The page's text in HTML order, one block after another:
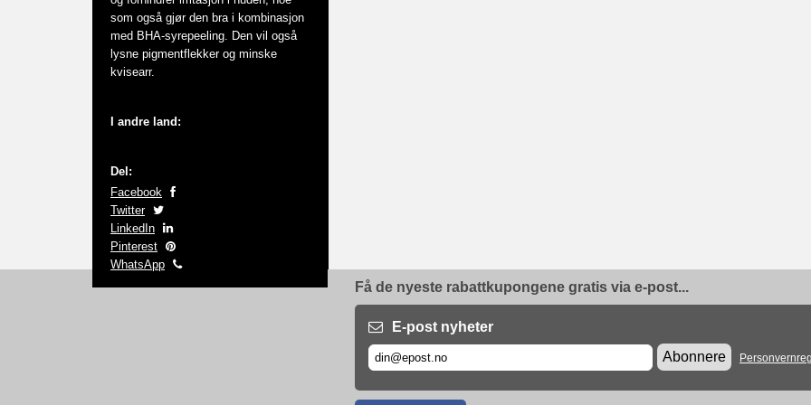
som også gjør den bra i kombinasjon
med BHA-syrepeeling. Den vil også
lysne pigmentflekker og minske
kvisearr.
I andre land:
Del:
Facebook
Twitter
LinkedIn
Pinterest
WhatsApp
Få de nyeste rabattkupongene gratis via e-post...
E-post nyheter
Abonnere